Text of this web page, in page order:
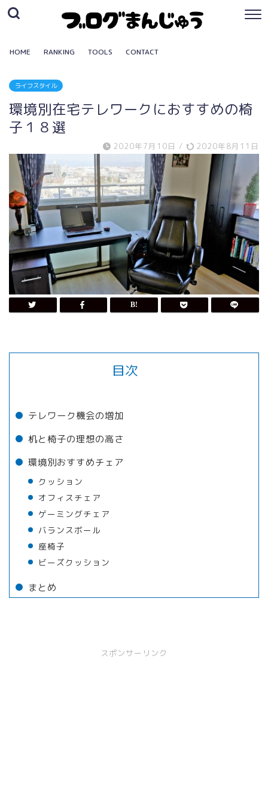
HOME RANKING TOOLS CONTACT
ライフスタイル
環境別在宅テレワークにおすすめの椅
子１８選
2020年7月10日 / 2020年8月11日
目次
テレワーク機会の増加
机と椅子の理想の高さ
環境別おすすめチェア
クッション
オフィスチェア
ゲーミングチェア
バランスボール
座椅子
ビーズクッション
まとめ
スポンサーリンク